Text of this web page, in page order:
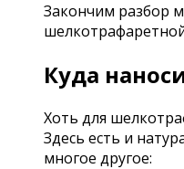
Закончим разбор
Куда
Хоть для
Здесь есть и
многое другое: